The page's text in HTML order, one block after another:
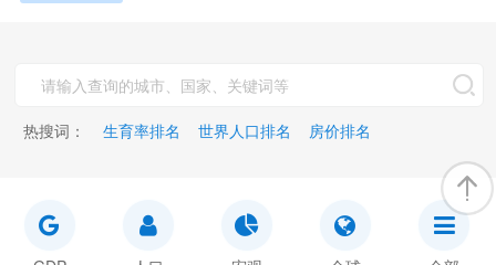
热搜词： 生育率排名 世界人口排名 房价排名